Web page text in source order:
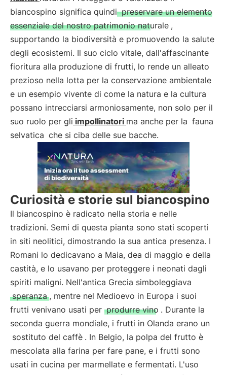
biancospino significa quindi preservare un elemento
essenziale del nostro patrimonio naturale ,
supportando la biodiversità e promuovendo la salute
degli ecosistemi. Il suo ciclo vitale, dall'affascinante
fioritura alla produzione di frutti, lo rende un alleato
prezioso nella lotta per la conservazione ambientale
e un esempio vivente di come la natura e la cultura
possano intrecciarsi armoniosamente, non solo per il
suo ruolo per gli impollinatori ma anche per la fauna
selvatica che si ciba delle sue bacche.
Curiosità e storie sul biancospino
Il biancospino è radicato nella storia e nelle
tradizioni. Semi di questa pianta sono stati scoperti
in siti neolitici, dimostrando la sua antica presenza. I
Romani lo dedicavano a Maia, dea di maggio e della
castità, e lo usavano per proteggere i neonati dagli
spiriti maligni. Nell'antica Grecia simboleggiava
speranza , mentre nel Medioevo in Europa i suoi
frutti venivano usati per produrre vino . Durante la
seconda guerra mondiale, i frutti in Olanda erano un
sostituto del caffè . In Belgio, la polpa del frutto è
mescolata alla farina per fare pane, e i frutti sono
usati in cucina per marmellate e fermentati. L'uso